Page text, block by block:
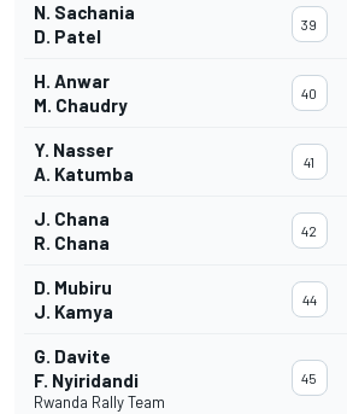
N. Sachania
D. Patel
39
H. Anwar
M. Chaudry
40
Y. Nasser
A. Katumba
41
J. Chana
R. Chana
42
D. Mubiru
J. Kamya
44
G. Davite
F. Nyiridandi
Rwanda Rally Team
45